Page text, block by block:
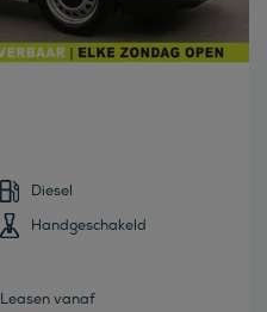
Diesel
Handgeschakeld
Leasen vanaf